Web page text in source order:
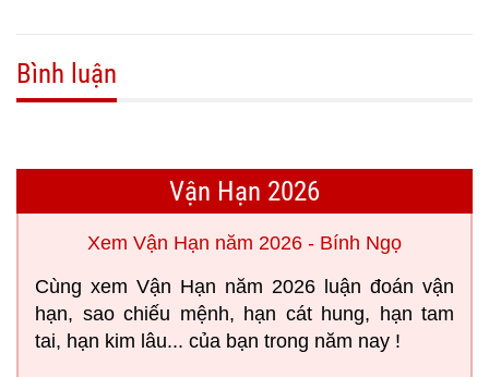
Bình luận
Vận Hạn 2026
Xem Vận Hạn năm 2026 - Bính Ngọ
Cùng xem Vận Hạn năm 2026 luận đoán vận
hạn, sao chiếu mệnh, hạn cát hung, hạn tam
tai, hạn kim lâu... của bạn trong năm nay !